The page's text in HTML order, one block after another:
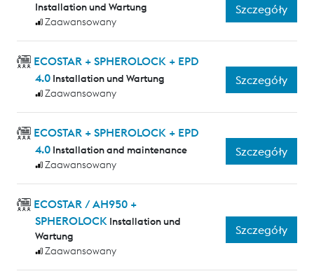
Installation und Wartung
Zaawansowany
Szczegóły
ECOSTAR + SPHEROLOCK + EPD
4.0 Installation und Wartung
Zaawansowany
Szczegóły
ECOSTAR + SPHEROLOCK + EPD
4.0 Installation and maintenance
Zaawansowany
Szczegóły
ECOSTAR / AH950 +
SPHEROLOCK Installation und
Wartung
Zaawansowany
Szczegóły